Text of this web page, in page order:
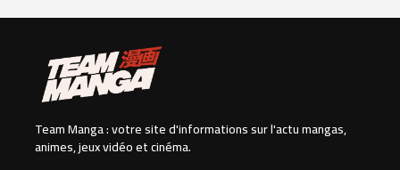
Team Manga : votre site d'informations sur l'actu mangas,
animes, jeux vidéo et cinéma.